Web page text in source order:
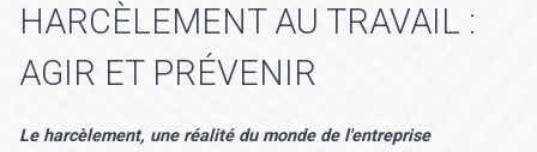
HARCÈLEMENT AU TRAVAIL :
AGIR ET PRÉVENIR
Le harcèlement, une réalité du monde de l'entreprise